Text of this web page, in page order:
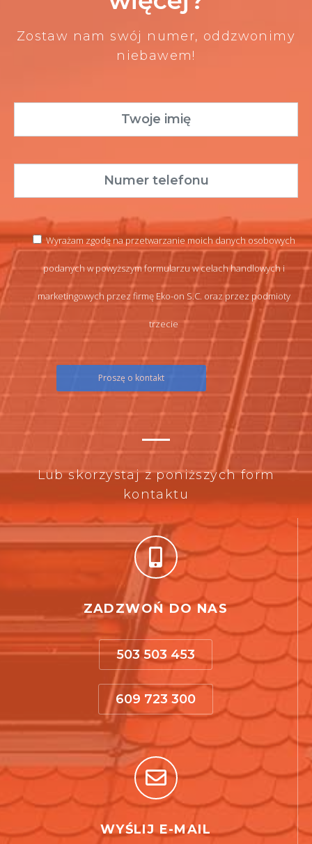
Zostaw nam swój numer, oddzwonimy
niebawem!
Wyrażam zgodę na przetwarzanie moich danych osobowych
podanych w powyższym formularzu w celach handlowych i
marketingowych przez firmę Eko-on S.C. oraz przez podmioty
trzecie
Lub skorzystaj z poniższych form
kontaktu
ZADZWOŃ DO NAS
503 503 453
609 723 300
WYŚLIJ E-MAIL